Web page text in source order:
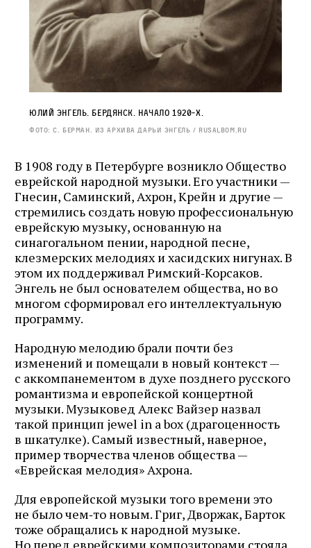
Юлий Энгель. Бердянск. Начало 1920‑х.
Фото: С. Берман. Из архива Дарьи Энгель / rusalbom.ru
В 1908 году в Петербурге возникло Общество
еврейской народной музыки. Его участники —
Гнесин, Саминский, Ахрон, Крейн и другие —
стремились создать новую профессиональную
еврейскую музыку, основанную на
синагогальном пении, народной песне,
клезмерских мелодиях и хасидских нигунах. В
этом их поддерживал Римский‑Корсаков.
Энгель не был основателем общества, но во
многом сформировал его интеллектуальную
программу.
Народную мелодию брали почти без
изменений и помещали в новый контекст —
с аккомпанементом в духе позднего русского
романтизма и европейской концертной
музыки. Музыковед Алекс Вайзер назвал
такой принцип jewel in a box (драгоценность
в шкатулке). Самый известный, наверное,
пример творчества членов общества —
«Еврейская мелодия» Ахрона.
Для европейской музыки того времени это
не было чем‑то новым. Григ, Дворжак, Барток
тоже обращались к народной музыке.
Но перед еврейскими композиторами стояла